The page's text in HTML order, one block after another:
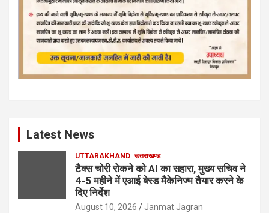
Latest News
UTTARAKHAND उत्तराखण्ड
टैक्स चोरी रोकने को AI का सहारा, मुख्य सचिव ने
4-5 महीने में एआई बेस्ड मैकेनिज्म तैयार करने के
दिए निर्देश
August 10, 2026 Janmat Jagran